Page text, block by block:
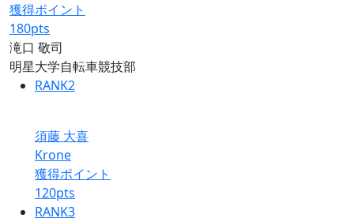
獲得ポイント
180pts
滝口 敬司
明星大学自転車競技部
RANK2
須藤 大喜
Krone
獲得ポイント
120pts
RANK3